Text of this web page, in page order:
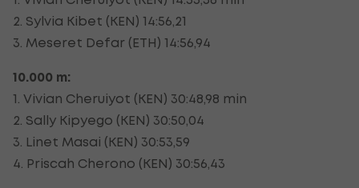
2. Sylvia Kibet (KEN) 14:56,21
3. Meseret Defar (ETH) 14:56,94
10.000 m:
1. Vivian Cheruiyot (KEN) 30:48,98 min
2. Sally Kipyego (KEN) 30:50,04
3. Linet Masai (KEN) 30:53,59
4. Priscah Cherono (KEN) 30:56,43